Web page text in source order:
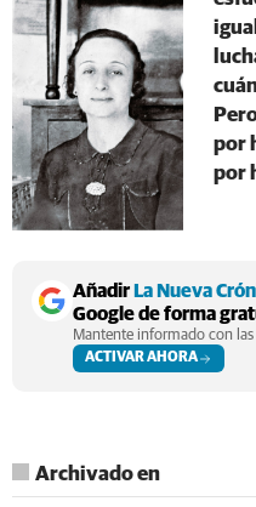
por
por
Añadir La Nueva
Google de forma
Mantente informado con
ACTIVAR AHORA
Archivado en